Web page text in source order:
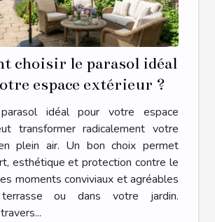
choisir le parasol idéal
espace extérieur ?
idéal pour votre espace
transformer radicalement votre
plein air. Un bon choix permet
esthétique et protection contre le
moments conviviaux et agréables
ou dans votre jardin.